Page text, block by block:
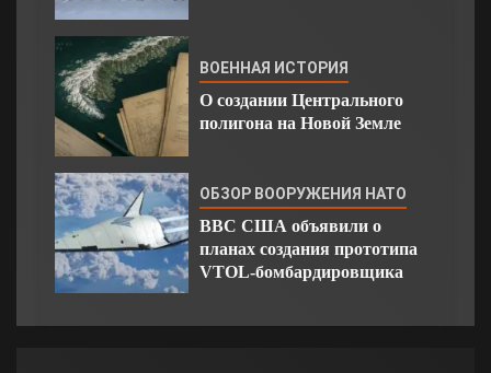
ВОЕННАЯ ИСТОРИЯ
О создании Центрального
полигона на Новой Земле
ОБЗОР ВООРУЖЕНИЯ НАТО
ВВС США объявили о
планах создания прототипа
VTOL-бомбардировщика